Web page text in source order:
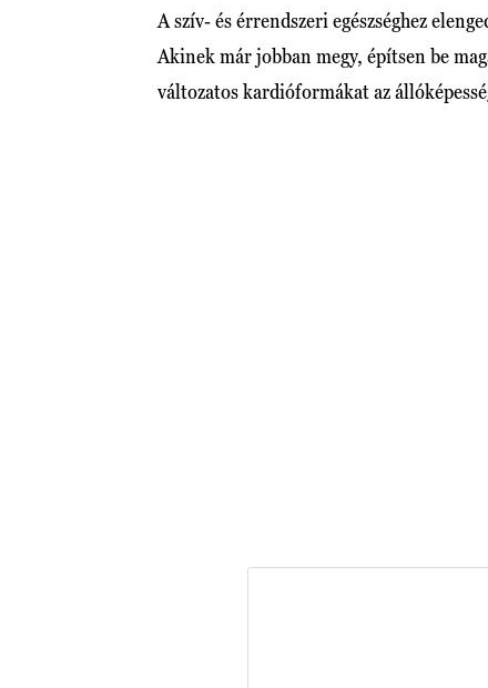
A szív- és érrendszeri egészséghez
Akinek már jobban megy, építsen be
változatos kardióformákat az